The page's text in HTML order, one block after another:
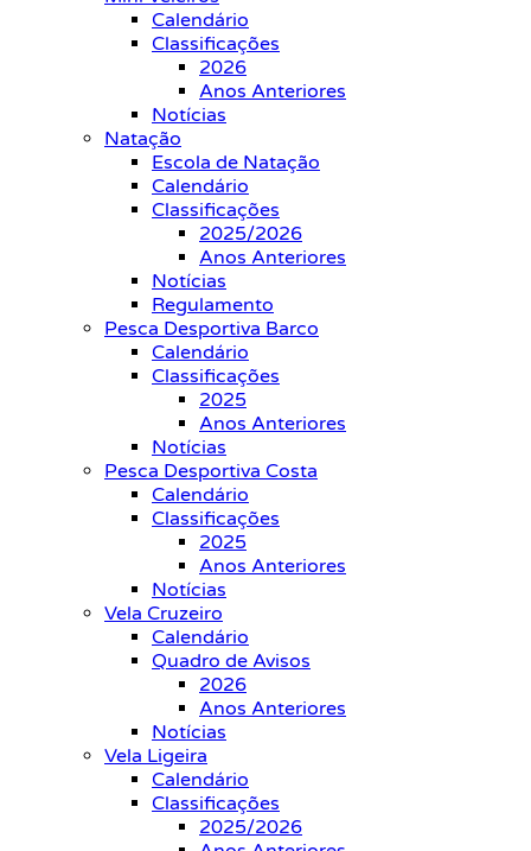
Calendário
Classificações
2026
Anos Anteriores
Notícias
Natação
Escola de Natação
Calendário
Classificações
2025/2026
Anos Anteriores
Notícias
Regulamento
Pesca Desportiva Barco
Calendário
Classificações
2025
Anos Anteriores
Notícias
Pesca Desportiva Costa
Calendário
Classificações
2025
Anos Anteriores
Notícias
Vela Cruzeiro
Calendário
Quadro de Avisos
2026
Anos Anteriores
Notícias
Vela Ligeira
Calendário
Classificações
2025/2026